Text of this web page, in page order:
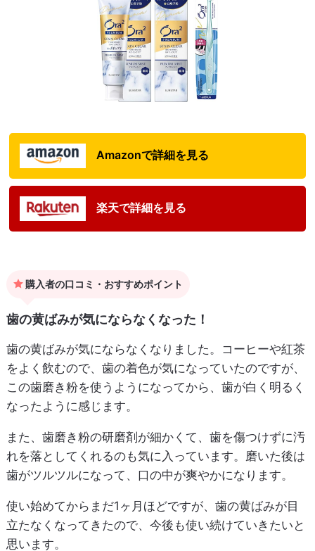
Amazonで詳細を見る
楽天で詳細を見る
購入者の口コミ・おすすめポイント
歯の黄ばみが気にならなくなった！
歯の黄ばみが気にならなくなりました。コーヒーや紅茶
をよく飲むので、歯の着色が気になっていたのですが、
この歯磨き粉を使うようになってから、歯が白く明るく
なったように感じます。
また、歯磨き粉の研磨剤が細かくて、歯を傷つけずに汚
れを落としてくれるのも気に入っています。磨いた後は
歯がツルツルになって、口の中が爽やかになります。
使い始めてからまだ1ヶ月ほどですが、歯の黄ばみが目
立たなくなってきたので、今後も使い続けていきたいと
思います。